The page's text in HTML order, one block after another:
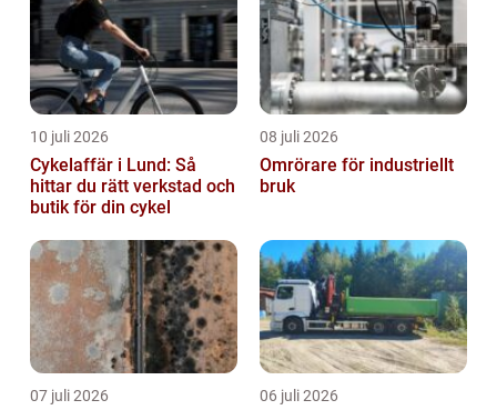
10 juli 2026
Cykelaffär i Lund: Så
hittar du rätt verkstad och
butik för din cykel
08 juli 2026
Omrörare för industriellt
bruk
07 juli 2026 06 juli 2026